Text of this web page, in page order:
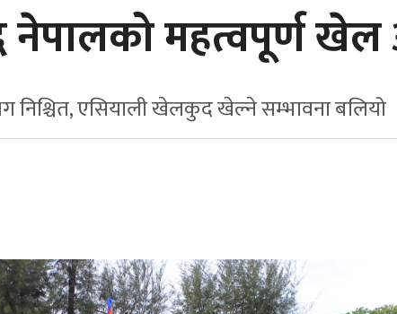
नेपालको महत्वपूर्ण
निश्चित, एसियाली खेलकुद खेल्ने सम्भावना बलियो